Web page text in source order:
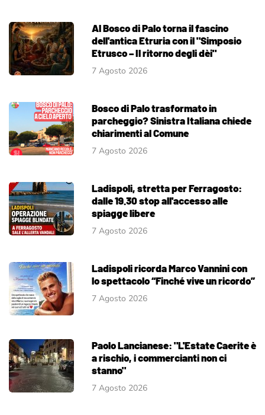
Al Bosco di Palo torna il fascino
dell'antica Etruria con il "Simposio
Etrusco – Il ritorno degli dèi"
7 Agosto 2026
Bosco di Palo trasformato in
parcheggio? Sinistra Italiana chiede
chiarimenti al Comune
7 Agosto 2026
Ladispoli, stretta per Ferragosto:
dalle 19.30 stop all'accesso alle
spiagge libere
7 Agosto 2026
Ladispoli ricorda Marco Vannini con
lo spettacolo “Finché vive un ricordo”
7 Agosto 2026
Paolo Lancianese: "L'Estate Caerite è
a rischio, i commercianti non ci
stanno"
7 Agosto 2026